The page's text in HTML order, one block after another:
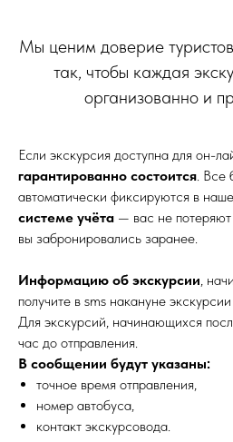
Мы ценим доверие
так, чтобы каждая
организованно и
Если экскурсия доступна для он-
гарантированно состоится. Все
автоматически фиксируются в
системе учёта — вас не
вы забронировались заранее.
Информацию об экскурсии,
получите в sms накануне
Для экскурсий, начинающихся
час до отправления.
В сообщении будут указаны:
точное время отправления,
номер автобуса,
контакт экскурсовода.